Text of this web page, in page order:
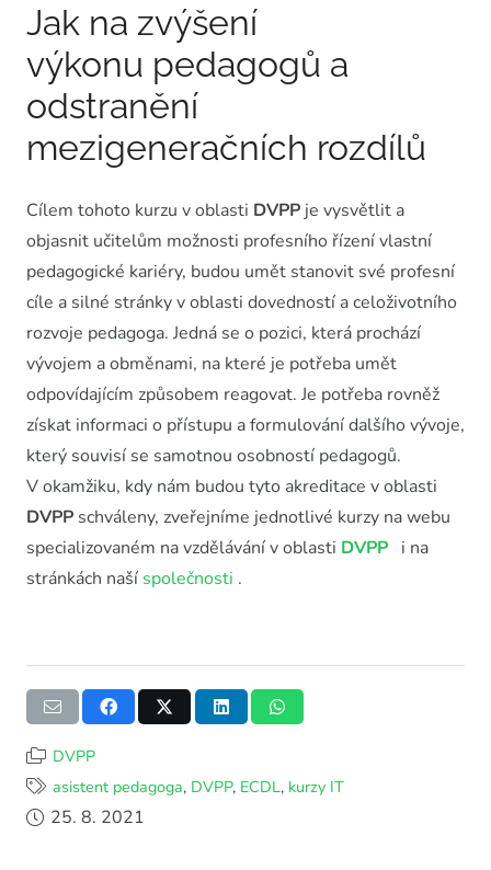
Jak na zvýšení
výkonu pedagogů a
odstranění
mezigeneračních rozdílů
Cílem tohoto kurzu v oblasti DVPP je vysvětlit a
objasnit učitelům možnosti profesního řízení vlastní
pedagogické kariéry, budou umět stanovit své profesní
cíle a silné stránky v oblasti dovedností a celoživotního
rozvoje pedagoga. Jedná se o pozici, která prochází
vývojem a obměnami, na které je potřeba umět
odpovídajícím způsobem reagovat. Je potřeba rovněž
získat informaci o přístupu a formulování dalšího vývoje,
který souvisí se samotnou osobností pedagogů.
V okamžiku, kdy nám budou tyto akreditace v oblasti
DVPP schváleny, zveřejníme jednotlivé kurzy na webu
specializovaném na vzdělávání v oblasti DVPP i na
stránkách naší společnosti .
DVPP
asistent pedagoga, DVPP, ECDL, kurzy IT
25. 8. 2021